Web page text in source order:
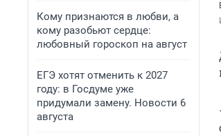
Кому признаются в любви, а
кому разобьют сердце:
любовный гороскоп на август
ЕГЭ хотят отменить к 2027
году: в Госдуме уже
придумали замену. Новости 6
августа